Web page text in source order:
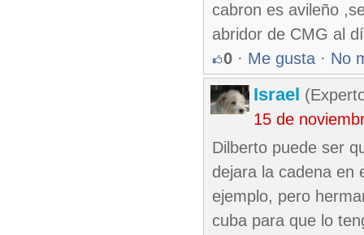
cabron es avileño
abridor de CMG al
0 · Me gusta · No
Israel
15 de
Dilberto puede ser
dejara la cadena en
ejemplo, pero
cuba para que lo